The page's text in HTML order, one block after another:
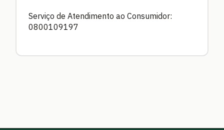
Serviço de Atendimento ao Consumidor:
0800109197